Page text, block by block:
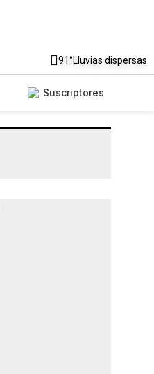
91°Lluvias dispersas
Suscriptores